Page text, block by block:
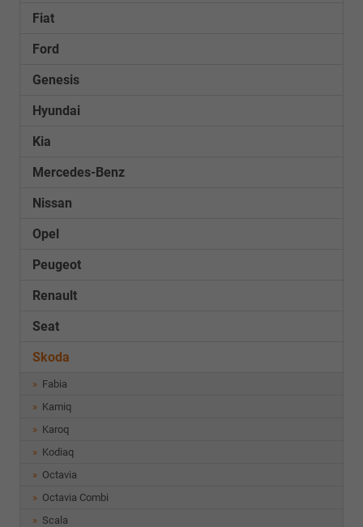
Fiat
Ford
Genesis
Hyundai
Kia
Mercedes-Benz
Nissan
Opel
Peugeot
Renault
Seat
Skoda
Fabia
Kamiq
Karoq
Kodiaq
Octavia
Octavia Combi
Scala